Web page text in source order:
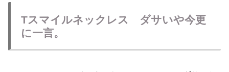
Tスマイルネックレス ダサいや今更
に一言。